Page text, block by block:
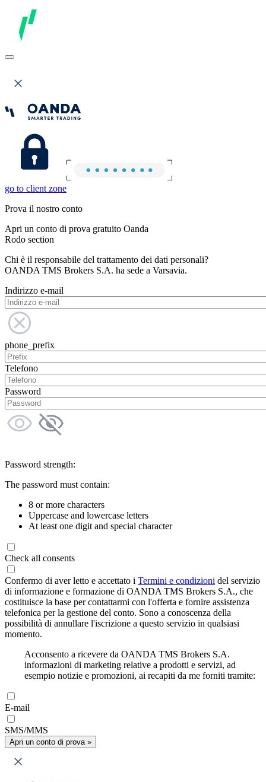
go to client zone
Prova il nostro conto
Apri un conto di prova gratuito Oanda
Rodo section
Chi è il responsabile del trattamento dei dati personali?
OANDA TMS Brokers S.A. ha sede a Varsavia.
Indirizzo e-mail
phone_prefix
Telefono
Password
Password strength:
The password must contain:
8 or more characters
Uppercase and lowercase letters
At least one digit and special character
Check all consents
Confermo di aver letto e accettato i Termini e condizioni del servizio
di informazione e formazione di OANDA TMS Brokers S.A., che
costituisce la base per contattarmi con l'offerta e fornire assistenza
telefonica per la gestione del conto. Sono a conoscenza della
possibilità di annullare l'iscrizione a questo servizio in qualsiasi
momento.
Acconsento a ricevere da OANDA TMS Brokers S.A.
informazioni di marketing relative a prodotti e servizi, ad
esempio notizie e promozioni, ai recapiti da me forniti tramite:
E-mail
SMS/MMS
Apri un conto di prova »